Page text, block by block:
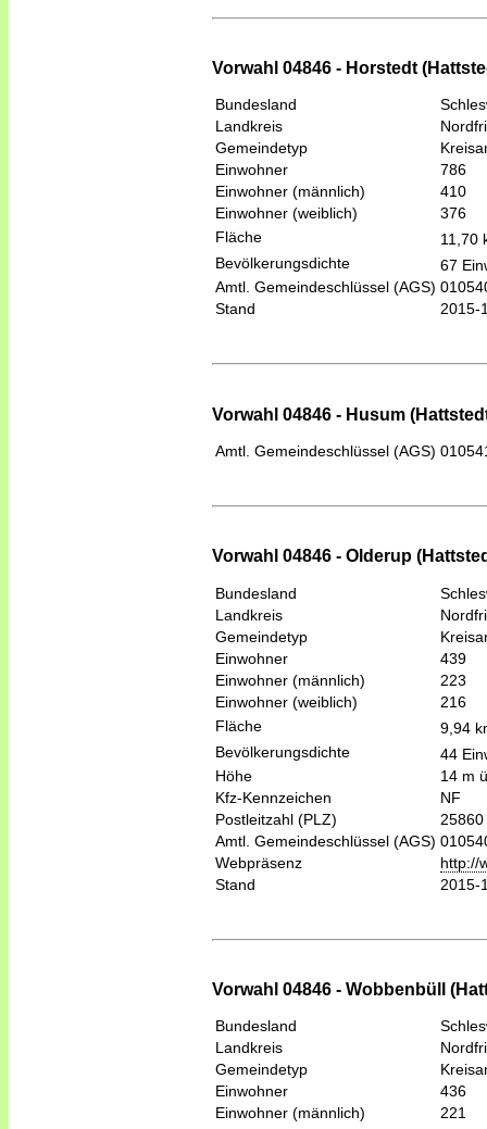
Vorwahl 04846 - Horstedt
Bundesland
Landkreis
Gemeindetyp
Einwohner
786
Einwohner (männlich)
410
Einwohner (weiblich)
376
Fläche
11,70
Bevölkerungsdichte
67
Amtl. Gemeindeschlüssel (AGS)
Stand
2015-
Vorwahl 04846 - Husum
Amtl. Gemeindeschlüssel (AGS)
Vorwahl 04846 - Olderup
Bundesland
Landkreis
Gemeindetyp
Einwohner
439
Einwohner (männlich)
223
Einwohner (weiblich)
216
Fläche
9,94
Bevölkerungsdichte
44
Höhe
14 m
Kfz-Kennzeichen
NF
Postleitzahl (PLZ)
25860
Amtl. Gemeindeschlüssel (AGS)
Webpräsenz
http://
Stand
2015-
Vorwahl 04846 - Wobbenbüll
Bundesland
Landkreis
Gemeindetyp
Einwohner
436
Einwohner (männlich)
221